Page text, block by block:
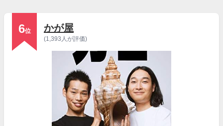
6位 かが屋
(1,393人が評価)